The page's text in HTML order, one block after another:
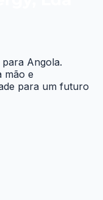
Angola.
mão e
para um futuro